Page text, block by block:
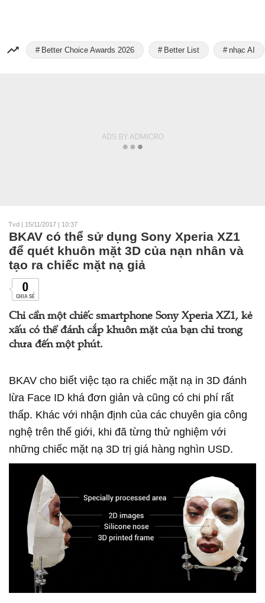
Better Choice Awards 2026 Better List nhạc AI
Tvd | 15/11/2017 | 10:37
BKAV có thể sử dụng Sony Xperia XZ1
để quét khuôn mặt 3D của nạn nhân và
tạo ra chiếc mặt nạ giả
0
CHIA SẺ
Chỉ cần một chiếc smartphone Sony Xperia XZ1, kẻ
xấu có thể đánh cắp khuôn mặt của bạn chỉ trong
chưa đến một phút.
BKAV cho biết việc tạo ra chiếc mặt nạ in 3D đánh
lừa Face ID khá đơn giản và cũng có chi phí rất
thấp. Khác với nhận định của các chuyên gia công
nghệ trên thế giới, khi đã từng thử nghiệm với
những chiếc mặt nạ 3D trị giá hàng nghìn USD.